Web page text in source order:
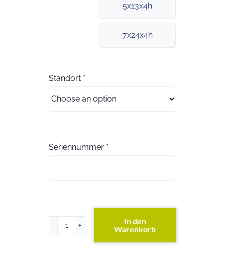
5x13x4h
7x24x4h
Standort *
Seriennummer *
PRIMERGY
In den
Warenkorb